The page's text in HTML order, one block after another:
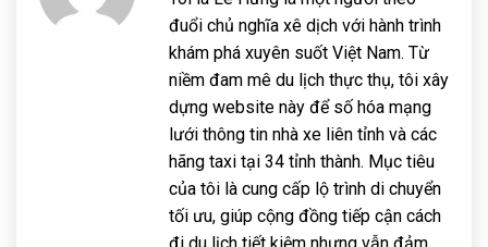
đuổi chủ nghĩa xê dịch với hành trình
khám phá xuyên suốt Việt Nam. Từ
niềm đam mê du lịch thực thụ, tôi xây
dựng website này để số hóa mạng
lưới thông tin nhà xe liên tỉnh và các
hãng taxi tại 34 tỉnh thành. Mục tiêu
của tôi là cung cấp lộ trình di chuyển
tối ưu, giúp cộng đồng tiếp cận cách